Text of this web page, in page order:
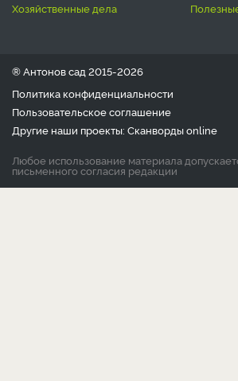
хозяйственные дела
® Антонов сад 2015-2026
Политика конфиденциальности
Пользовательское соглашение
Другие наши проекты: Сканвордыonline
Любое использование материала
письменного согласия редакции